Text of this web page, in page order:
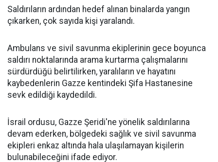
Saldırıların ardından hedef alınan binalarda yangın
çıkarken, çok sayıda kişi yaralandı.
Ambulans ve sivil savunma ekiplerinin gece boyunca
saldırı noktalarında arama kurtarma çalışmalarını
sürdürdüğü belirtilirken, yaralıların ve hayatını
kaybedenlerin Gazze kentindeki Şifa Hastanesine
sevk edildiği kaydedildi.
İsrail ordusu, Gazze Şeridi'ne yönelik saldırılarına
devam ederken, bölgedeki sağlık ve sivil savunma
ekipleri enkaz altında hala ulaşılamayan kişilerin
bulunabileceğini ifade ediyor.